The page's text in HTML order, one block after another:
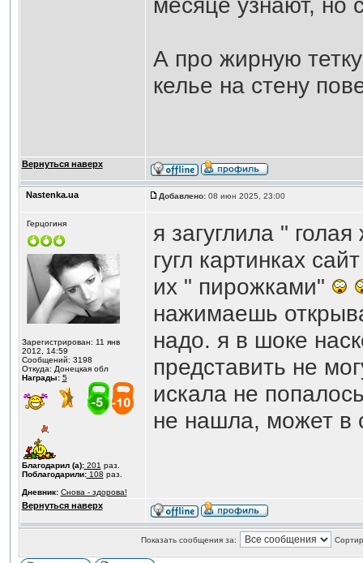
А про жирную
келье на стену
Вернуться наверх
Nastenka.ua Добавлено:08 июн 2025, 23:00
Герцогиня
Зарегистрирован: 11 янв
2012, 14:59
Сообщений: 3198
Откуда: Донецкая обл
Награды: 5
Благодарил (а):201 раз.
Поблагодарили:108 раз.
Дневник: Снова - здорова!
я загуглила "
гугл картинках
их " пирожками"
нажимаешь
надо. я в шоке
представить не
искала не
не нашла, может в
Вернуться наверх
Показать сообщения за: